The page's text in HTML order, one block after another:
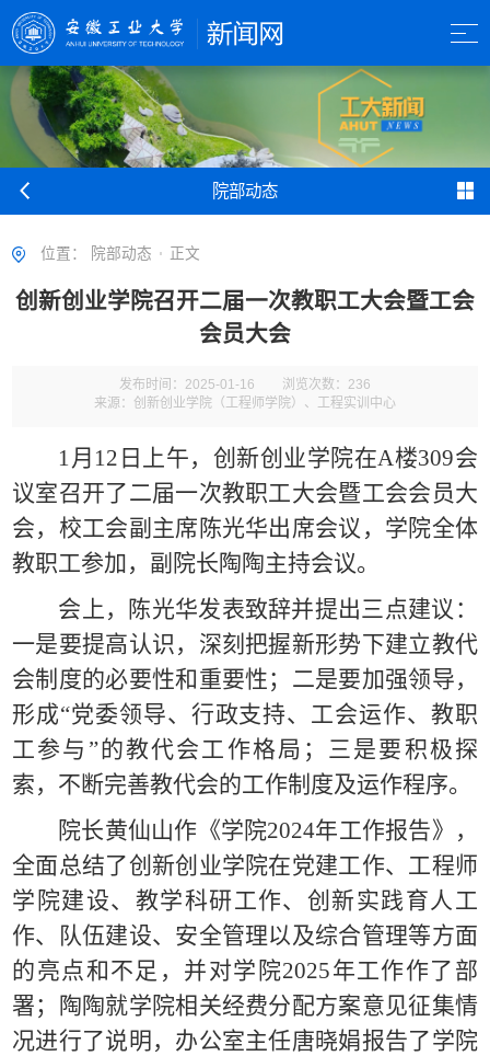
院部动态
位置： 院部动态 正文
创新创业学院召开二届一次教职工大会暨工会
会员大会
发布时间：2025-01-16 浏览次数：
236
来源：创新创业学院（工程师学院）、工程实训中心
1月12日上午，创新创业学院在A楼309会
议室召开了二届一次教职工大会暨工会会员大
会，校工会副主席陈光华出席会议，学院全体
教职工参加，副院长陶陶主持会议。
会上，陈光华发表致辞并提出三点建议：
一是要提高认识，深刻把握新形势下建立教代
会制度的必要性和重要性；二是要加强领导，
形成“党委领导、行政支持、工会运作、教职
工参与”的教代会工作格局；三是要积极探
索，不断完善教代会的工作制度及运作程序。
院长黄仙山作《学院2024年工作报告》，
全面总结了创新创业学院在党建工作、工程师
学院建设、教学科研工作、创新实践育人工
作、队伍建设、安全管理以及综合管理等方面
的亮点和不足，并对学院2025年工作作了部
署；陶陶就学院相关经费分配方案意见征集情
况进行了说明，办公室主任唐晓娟报告了学院